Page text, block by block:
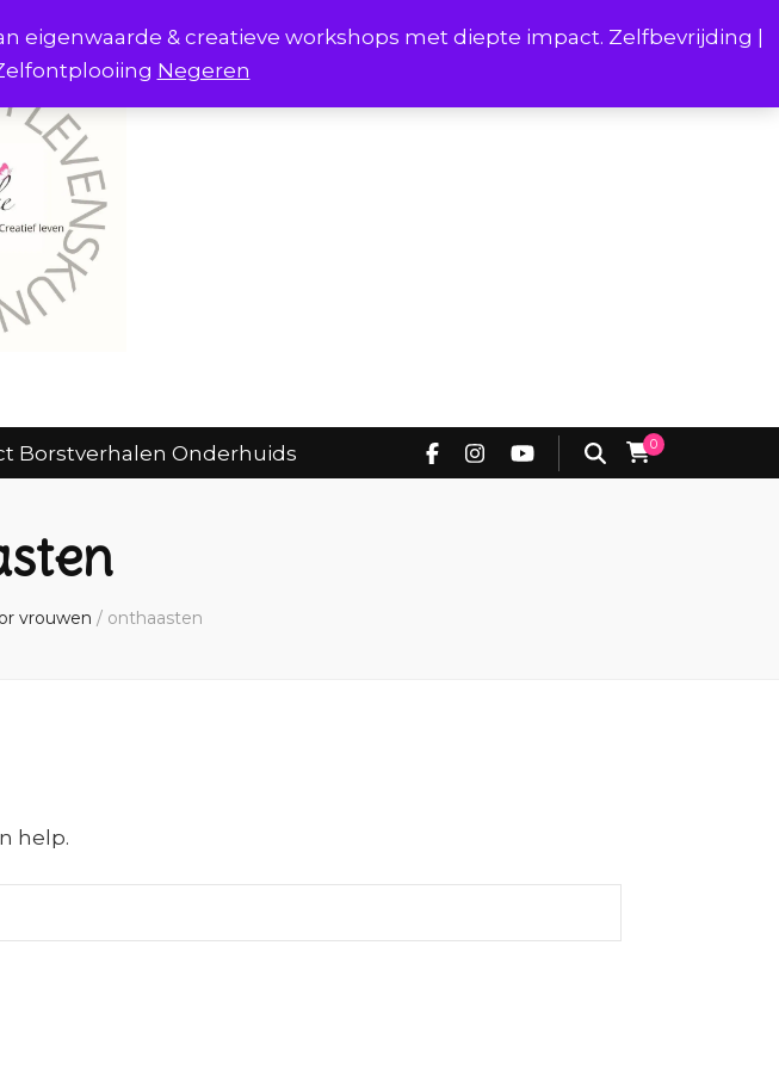
eigenwaarde & creatieve workshops met diepte impact. Zelfbevrijding |
Negeren
Borstverhalen Onderhuids 0
Kalender Project Borstverhalen Onderhuids
vrouwen / onthaasten
help.